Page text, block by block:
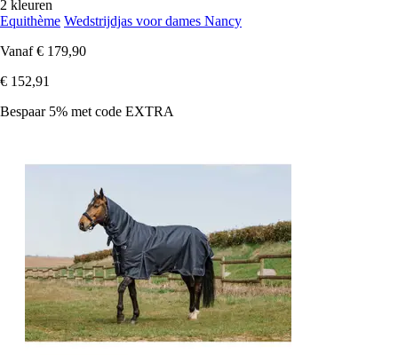
2 kleuren
Equithème Wedstrijdjas voor dames Nancy
Vanaf € 179,90
€ 152,91
Bespaar 5% met code EXTRA